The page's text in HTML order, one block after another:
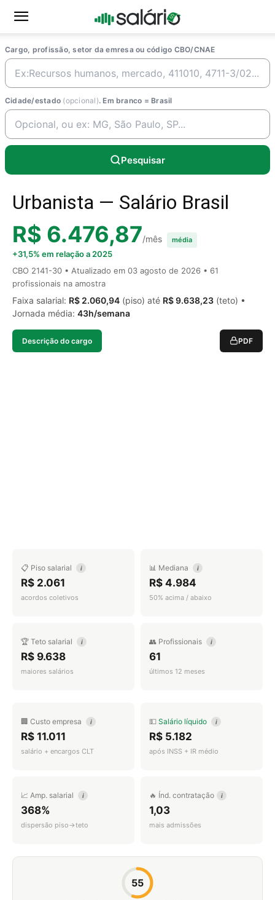
Cargo, profissão, setor da emresa ou código CBO/CNAE
Cidade/estado (opcional). Em branco = Brasil
Pesquisar
Urbanista — Salário Brasil
R$ 6.476,87/mês média
+31,5% em relação a 2025
CBO 2141-30 • Atualizado em 03 agosto de 2026 • 61
profissionais na amostra
Faixa salarial: R$ 2.060,94 (piso) até R$ 9.638,23 (teto) •
Jornada média: 43h/semana
Descrição do cargo PDF
📋 Piso salarial i
R$ 2.061
acordos coletivos
📊 Mediana i
R$ 4.984
50% acima / abaixo
🏆 Teto salarial i
R$ 9.638
maiores salários
👥 Profissionais i
61
últimos 12 meses
🏢 Custo empresa i
R$ 11.011
salário + encargos CLT
💵 Salário líquido i
R$ 5.182
após INSS + IR médio
📈 Amp. salarial i
368%
dispersão piso→teto
🔥 Índ. contratação i
1,03
mais admissões
55